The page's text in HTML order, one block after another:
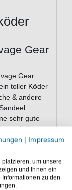
Gear
Gear
toller Köder
& andere
sehr gute
an
des
vom
dem
| Impressum
um unsere
und Ihnen ein
zu den